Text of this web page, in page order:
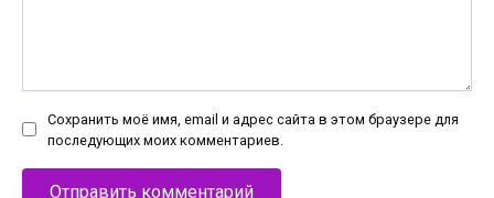
Сохранить моё имя, email и адрес сайта в этом браузере для
последующих моих комментариев.